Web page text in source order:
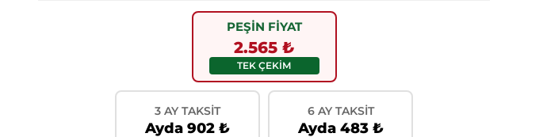
İndirim
PEŞİN FİYAT
2.565 ₺
TEK ÇEKİM
3 AY TAKSIT
Ayda 902 ₺
6 AY TAKSIT
Ayda 483 ₺